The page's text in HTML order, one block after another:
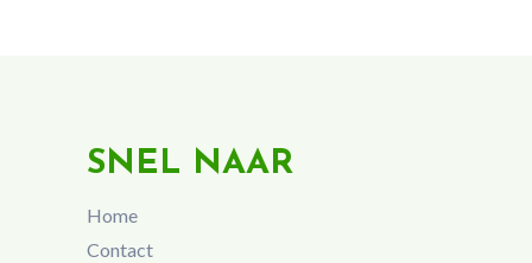
SNEL NAAR
Home
Contact